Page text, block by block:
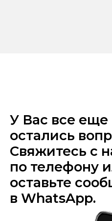
У Вас все еще
остались
Свяжитесь с
по телефону
оставьте
в WhatsApp.